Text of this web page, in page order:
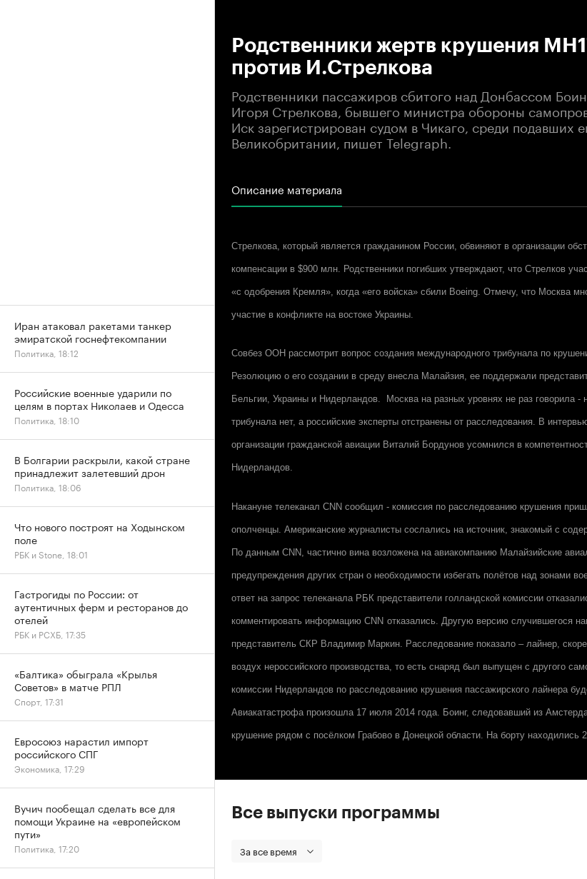
Родственники жертв крушения
против И.Стрелкова
Родственники пассажиров сбитого над Донбассом
Игоря Стрелкова, бывшего министра обороны
Иск зарегистрирован судом в Чикаго, среди подавших
Великобритании, пишет Telegraph.
Описание материала
Стрелкова, который является гражданином России, обвиняют в организации
компенсации в $900 млн. Родственники погибших утверждают, что Стрелков
«с одобрения Кремля», когда «его войска» сбили Boeing. Отмечу, что Москва
участие в конфликте на востоке Украины.
Совбез ООН рассмотрит вопрос создания международного трибунала по
Резолюцию о его создании в среду внесла Малайзия, ее поддержали
Бельгии, Украины и Нидерландов. Москва на разных уровнях не раз говорила -
трибунала нет, а российские эксперты отстранены от расследования. В
организации гражданской авиации Виталий Бордунов усомнился в
Нидерландов.
Накануне телеканал CNN сообщил - комиссия по расследованию крушения
ополченцы. Американские журналисты сослались на источник, знакомый с
По данным CNN , частично вина возложена на авиакомпанию Малайзийские
предупреждения других стран о необходимости избегать полётов над зонами
ответ на запрос телеканала РБК представители голландской комиссии
комментировать информацию CNN отказались. Другую версию случившегося
представитель СКР Владимир Маркин. Расследование показало – лайнер,
воздух нероссийского производства, то есть снаряд был выпущен с другого
комиссии Нидерландов по расследованию крушения пассажирского лайнера
Авиакатастрофа произошла 17 июля 2014 года. Боинг, следовавший из
крушение рядом с посёлком Грабово в Донецкой области. На борту находились
Все выпуски программы
За все время
Иран атаковал ракетами танкер
эмиратской госнефтекомпании
Политика, 18:12
Российские военные ударили по
целям в портах Николаев и Одесса
Политика, 18:10
В Болгарии раскрыли, какой стране
принадлежит залетевший дрон
Политика, 18:06
Что нового построят на Ходынском
поле
РБК и Stone, 18:01
Гастрогиды по России: от
аутентичных ферм и ресторанов до
отелей
РБК и РСХБ, 17:35
«Балтика» обыграла «Крылья
Советов» в матче РПЛ
Спорт, 17:31
Евросоюз нарастил импорт
российского СПГ
Экономика, 17:29
Вучич пообещал сделать все для
помощи Украине на «европейском
пути»
Политика, 17:20